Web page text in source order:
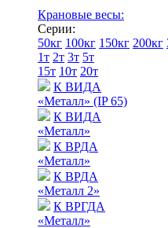
Крановые весы:
Серии:
50кг 100кг 150кг 200кг
1т 2т 3т 5т
15т 10т 20т
К ВИДА
«Металл» (IP 65)
К ВИДА
«Металл»
К ВРДА
«Металл»
К ВРДА
«Металл 2»
К ВРГДА
«Металл»